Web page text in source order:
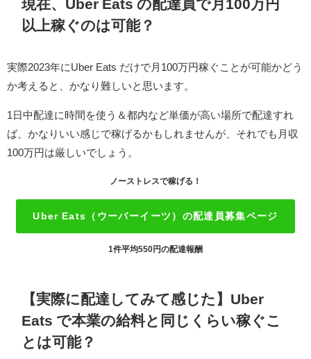
現在、Uber Eats の配達員で月100万円
以上稼ぐのは可能？
実際2023年にUber Eats だけで月100万円稼ぐことが可能かどう
か考えると、かなり難しいと思います。
1日中配達に時間を使う＆都内など単価が高い場所で配達すれ
ば、かなりいい感じで稼げるかもしれませんが、それでも月収
100万円は厳しいでしょう。
ノーストレスで稼げる！
Uber Eats（ウーバーイーツ）の配達員募集ページ
1件平均550円の配達報酬
【実際に配達してみて感じた】Uber
Eats で本業の給料と同じくらい稼ぐこ
とは可能？